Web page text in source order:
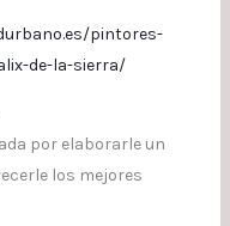
pintores-
de-la-sierra/
por elaborarle un
los mejores